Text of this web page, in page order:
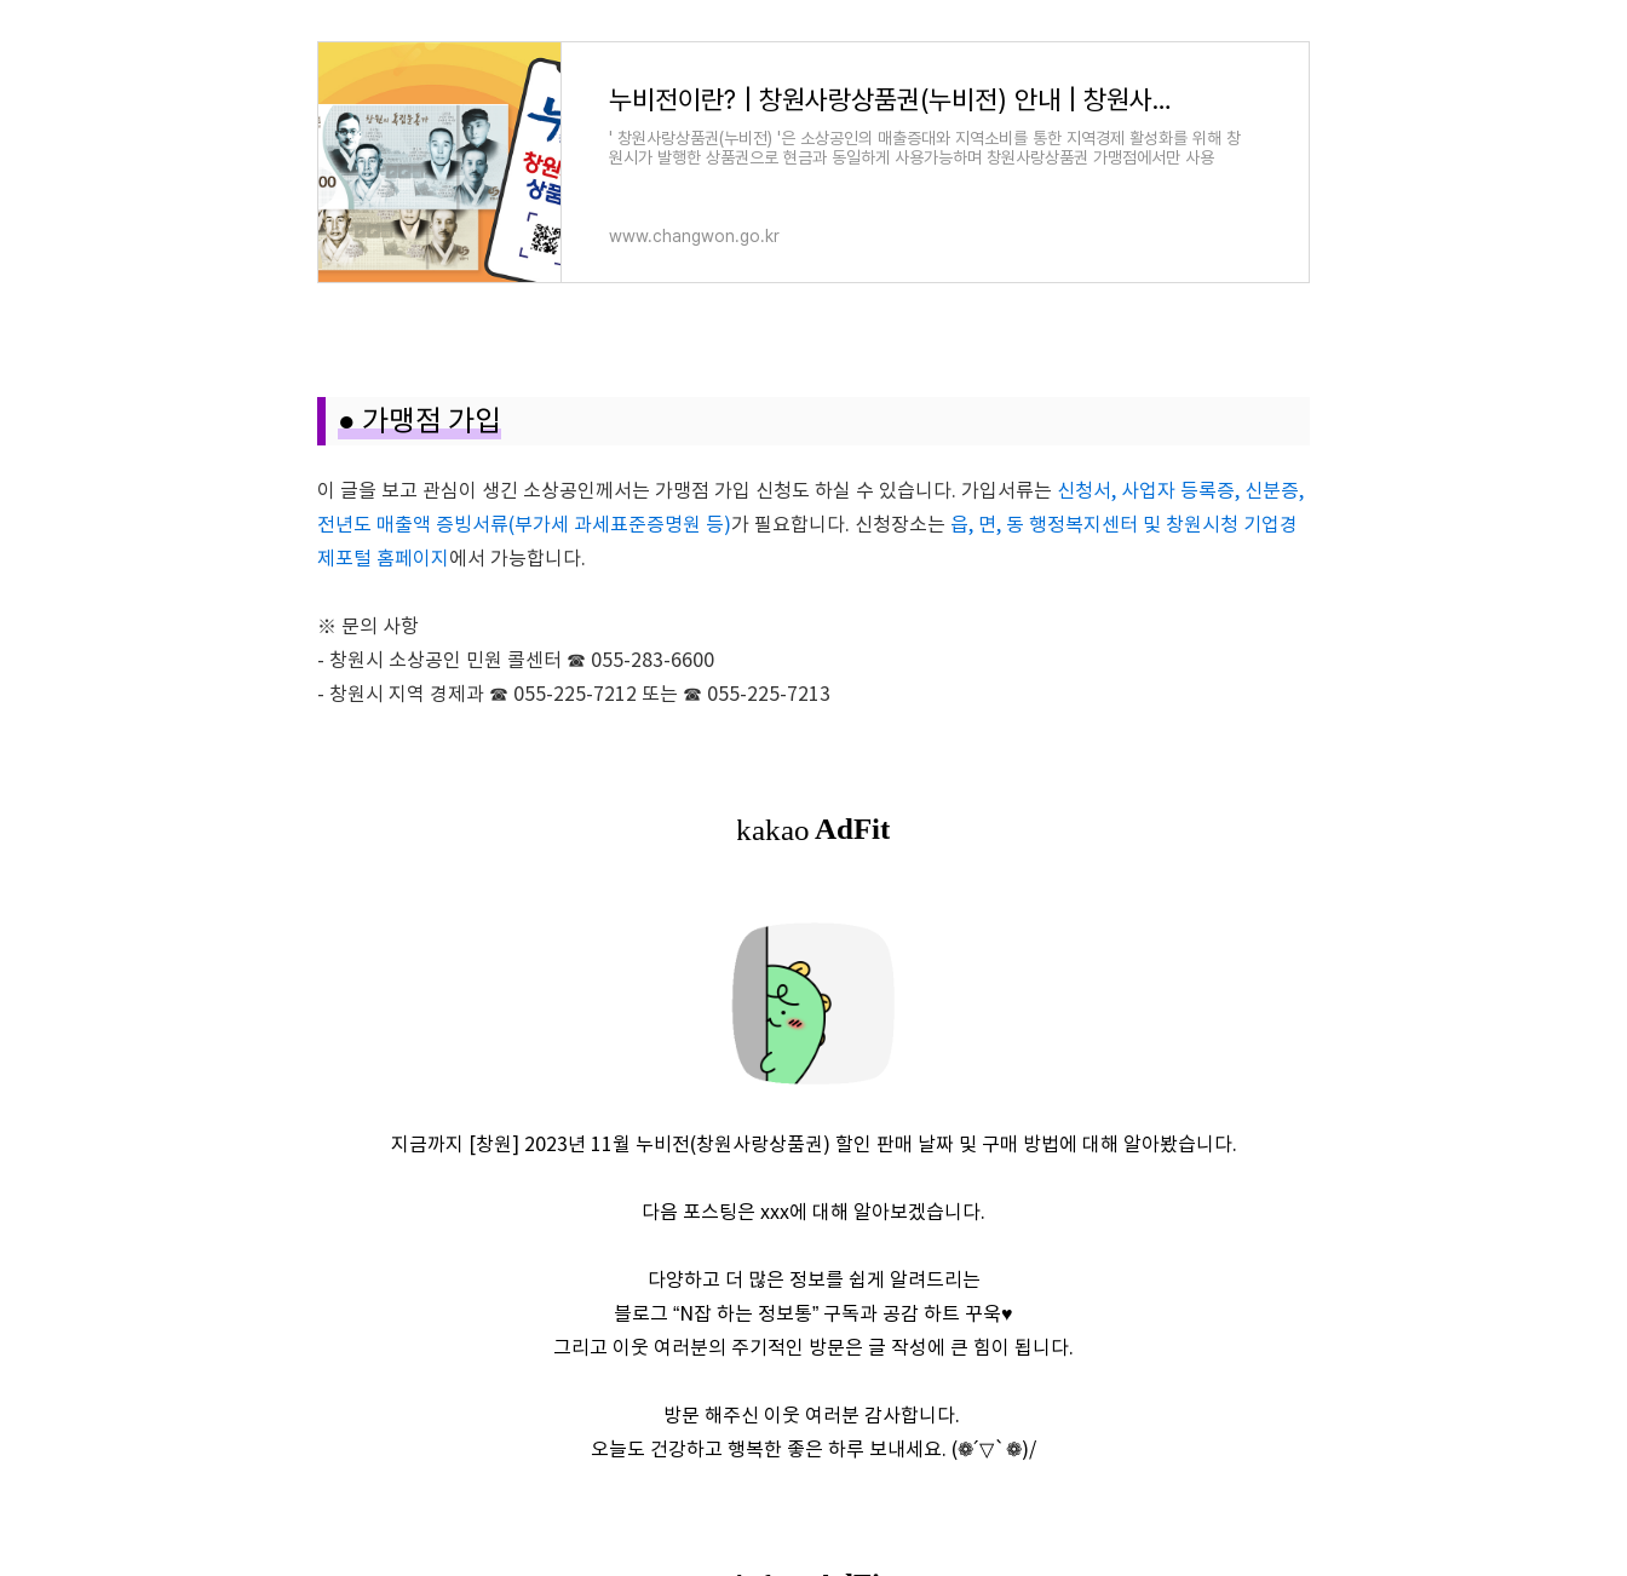
누비전이란? | 창원사랑상품권(누비전) 안내 | 창원사랑상품권(누비전) | 소상공인 | 창원시 기업
' 창원사랑상품권(누비전) '은 소상공인의 매출증대와 지역소비를 통한 지역경제 활성화를 위해 창
원시가 발행한 상품권으로 현금과 동일하게 사용가능하며 창원사랑상품권 가맹점에서만 사용
www.changwon.go.kr
●가맹점 가입
이 글을 보고 관심이 생긴 소상공인께서는 가맹점 가입 신청도 하실 수 있습니다. 가입서류는 신청서, 사업자 등록증, 신분증,
전년도 매출액 증빙서류(부가세 과세표준증명원 등)가 필요합니다. 신청장소는 읍, 면, 동 행정복지센터 및 창원시청 기업경
제포털 홈페이지 에서 가능합니다.
※ 문의 사항
- 창원시 소상공인 민원 콜센터 ☎ 055-283-6600
- 창원시 지역 경제과 ☎ 055-225-7212 또는 ☎ 055-225-7213
지금까지 [창원] 2023년 11월 누비전(창원사랑상품권) 할인 판매 날짜 및 구매 방법에 대해 알아봤습니다.
다음 포스팅은 xxx에 대해 알아보겠습니다.
다양하고 더 많은 정보를 쉽게 알려드리는
블로그 “N잡 하는 정보통” 구독과 공감 하트 꾸욱♥
그리고 이웃 여러분의 주기적인 방문은 글 작성에 큰 힘이 됩니다.
방문 해주신 이웃 여러분 감사합니다.
오늘도 건강하고 행복한 좋은 하루 보내세요. (❁´▽`❁)/